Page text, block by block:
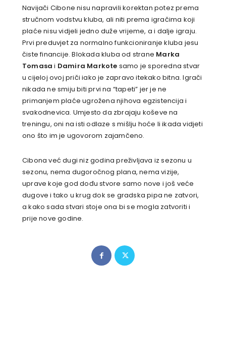
Navijači Cibone nisu napravili korektan potez prema
stručnom vodstvu kluba, ali niti prema igračima koji
plaće nisu vidjeli jedno duže vrijeme, a i dalje igraju.
Prvi preduvjet za normalno funkcioniranje kluba jesu
čiste financije. Blokada kluba od strane Marka
Tomasa i Damira Markote samo je sporedna stvar
u cijeloj ovoj priči iako je zapravo itekako bitna. Igrači
nikada ne smiju biti prvi na “tapeti” jer je ne
primanjem plaće ugrožena njihova egzistencija i
svakodnevica. Umjesto da zbrajaju koševe na
treningu, oni na isti odlaze s mišlju hoće li ikada vidjeti
ono što im je ugovorom zajamčeno.
Cibona već dugi niz godina preživljava iz sezonu u
sezonu, nema dugoročnog plana, nema vizije,
uprave koje god dođu stvore samo nove i još veće
dugove i tako u krug dok se gradska pipa ne zatvori,
a kako sada stvari stoje ona bi se mogla zatvoriti i
prije nove godine.